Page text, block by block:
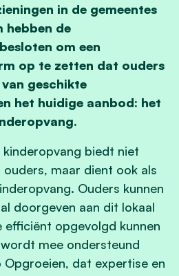
in de gemeentes
hebben de
om een
op te zetten dat ouders
geschikte
het huidige aanbod: het
biedt niet
maar dient ook als
Ouders kunnen
doorgeven aan dit lokaal
efficiënt opgevolgd kunnen
mee ondersteund
dat expertise en